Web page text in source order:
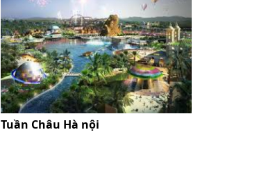
Tuần Châu Hà nội